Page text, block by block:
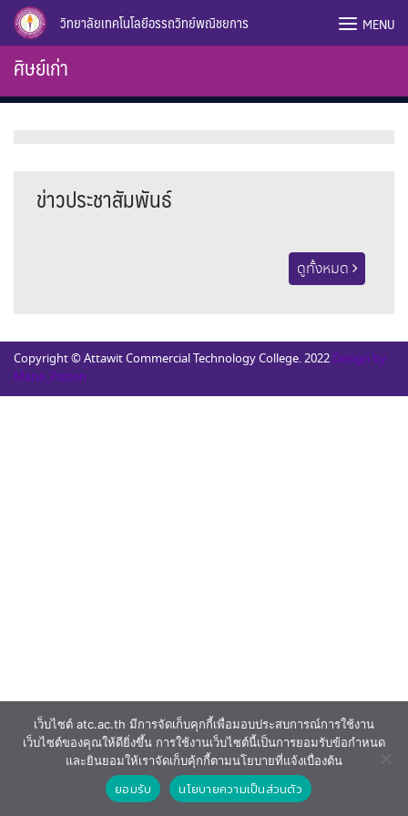
Skip
content
วิทยาลัยเทคโนโลยีอรรถวิทย์พณิชยการ MENU
ศิษย์เก่า
ข่าวประชาสัมพันธ์
ดูทั้งหมด
Copyright © Attawit Commercial Technology College. 2022 Design by
Mana_Potion
เว็บไซต์ atc.ac.th มีการจัดเก็บคุกกี้เพื่อมอบประสบการณ์การใช้งาน
เว็บไซต์ของคุณให้ดียิ่งขึ้น การใช้งานเว็บไซต์นี้เป็นการยอมรับข้อกำหนด
และยินยอมให้เราจัดเก็บคุ้กกี้ตามนโยบายที่แจ้งเบื่องต้น
ยอมรับ นโยบายความเป็นส่วนตัว